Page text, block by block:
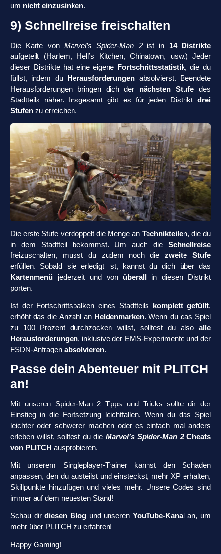
um nicht einzusinken.
9) Schnellreise freischalten
Die Karte von Marvel’s Spider-Man 2ist in 14 Distrikte
aufgeteilt (Harlem, Hell’s Kitchen, Chinatown, usw.) Jeder
dieser Distrikte hat eine eigene
Fortschrittsstatistik, die du
füllst, indem du
Herausforderungen absolvierst. Beendete
Herausforderungen bringen dich der nächsten Stufe des
Stadtteils näher. Insgesamt gibt es für jeden Distrikt drei
Stufen zu erreichen.
Die erste Stufe verdoppelt die Menge an Technikteilen, die du
in dem Stadtteil bekommst. Um auch die Schnellreise
freizuschalten, musst du zudem noch diezweite Stufe
erfüllen. Sobald sie erledigt ist, kannst du dich über das
Kartenmenü jederzeit und von überall
in diesen Distrikt
porten.
Ist der Fortschrittsbalken eines Stadtteils komplett gefüllt,
erhöht das die Anzahl an Heldenmarken. Wenn du das Spiel
zu 100 Prozent durchzocken willst, solltest du also alle
Herausforderungen, inklusive der EMS-Experimente und der
FSDN-Anfragen absolvieren.
Passe dein Abenteuer mit PLITCH
an!
Mit unseren Spider-Man 2 Tipps und Tricks sollte dir der
Einstieg in die Fortsetzung leichtfallen. Wenn du das Spiel
leichter oder schwerer machen oder es einfach mal anders
erleben willst, solltest du die Marvel’s Spider-Man 2Cheats
von PLITCH ausprobieren.
Mit unserem Singleplayer-Trainer kannst den Schaden
anpassen, den du austeilst und einsteckst, mehr XP erhalten,
Skillpunkte hinzufügen und vieles mehr. Unsere Codes sind
immer auf dem neuesten Stand!
Schau dirdiesen Blogund unseren YouTube-Kanal an, um
mehr über PLITCH zu erfahren!
Happy Gaming!